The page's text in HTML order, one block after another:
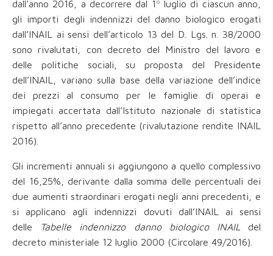
dall’anno 2016, a decorrere dal 1º luglio di ciascun anno,
gli importi degli indennizzi del danno biologico erogati
dall’INAIL ai sensi dell’articolo 13 del D. Lgs. n. 38/2000
sono rivalutati, con decreto del Ministro del lavoro e
delle politiche sociali, su proposta del Presidente
dell’INAIL, variano sulla base della variazione dell’indice
dei prezzi al consumo per le famiglie di operai e
impiegati accertata dall’Istituto nazionale di statistica
rispetto all’anno precedente (rivalutazione rendite INAIL
2016).
Gli incrementi annuali si aggiungono a quello complessivo
del 16,25%, derivante dalla somma delle percentuali dei
due aumenti straordinari erogati negli anni precedenti, e
si applicano agli indennizzi dovuti dall’INAIL ai sensi
delle
Tabelle indennizzo danno biologico INAILdel
decreto ministeriale 12 luglio 2000 (Circolare 49/2016).